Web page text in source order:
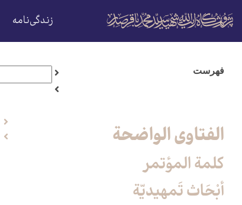
زندگی‌نامه
فهرست
الفتاوی الواضحة
كلمة المؤتمر
أبْحَاث تَمهيديّة